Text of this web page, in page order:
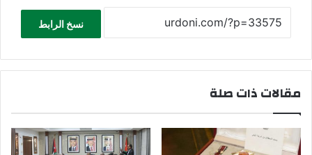
نسخ الرابط
مقالات ذات صلة